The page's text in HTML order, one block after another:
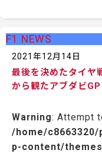
F1 NEWS
2021年12月14日
最後を決めたタイヤ
から観たアブダビGP
Warning: Attempt
/home/
p-content/